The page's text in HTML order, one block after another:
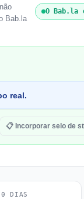
Bab.la
O Bab.la
real.
📋 Incorporar selo de
DIAS